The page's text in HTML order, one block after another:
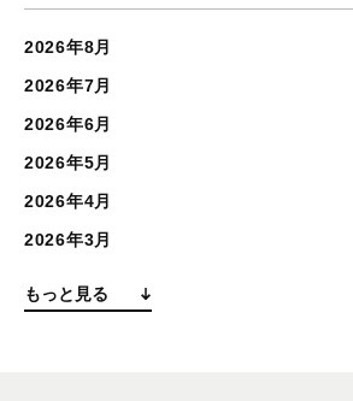
2026年8月
2026年7月
2026年6月
2026年5月
2026年4月
2026年3月
もっと見る